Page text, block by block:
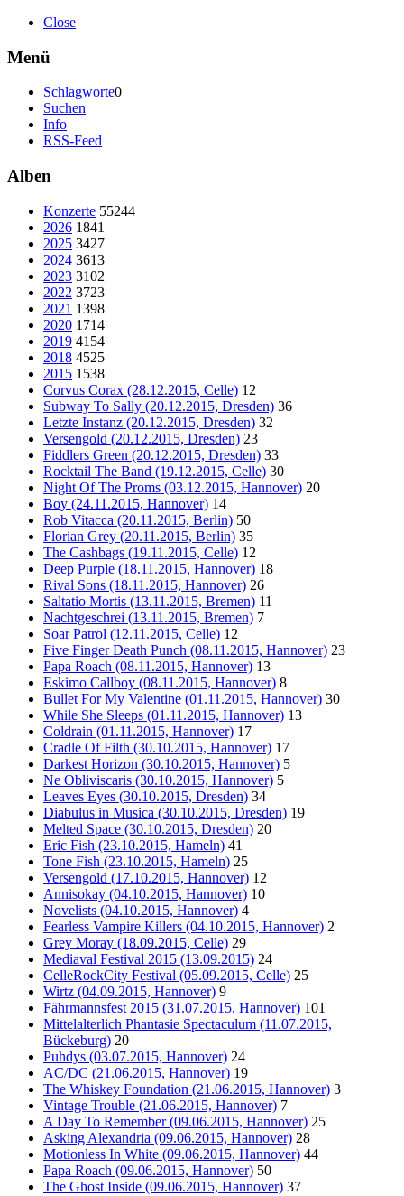
Close
Menü
Schlagworte0
Suchen
Info
RSS-Feed
Alben
Konzerte 55244
2026 1841
2025 3427
2024 3613
2023 3102
2022 3723
2021 1398
2020 1714
2019 4154
2018 4525
2015 1538
Corvus Corax (28.12.2015, Celle) 12
Subway To Sally (20.12.2015, Dresden) 36
Letzte Instanz (20.12.2015, Dresden) 32
Versengold (20.12.2015, Dresden) 23
Fiddlers Green (20.12.2015, Dresden) 33
Rocktail The Band (19.12.2015, Celle) 30
Night Of The Proms (03.12.2015, Hannover) 20
Boy (24.11.2015, Hannover) 14
Rob Vitacca (20.11.2015, Berlin) 50
Florian Grey (20.11.2015, Berlin) 35
The Cashbags (19.11.2015, Celle) 12
Deep Purple (18.11.2015, Hannover) 18
Rival Sons (18.11.2015, Hannover) 26
Saltatio Mortis (13.11.2015, Bremen) 11
Nachtgeschrei (13.11.2015, Bremen) 7
Soar Patrol (12.11.2015, Celle) 12
Five Finger Death Punch (08.11.2015, Hannover) 23
Papa Roach (08.11.2015, Hannover) 13
Eskimo Callboy (08.11.2015, Hannover) 8
Bullet For My Valentine (01.11.2015, Hannover) 30
While She Sleeps (01.11.2015, Hannover) 13
Coldrain (01.11.2015, Hannover) 17
Cradle Of Filth (30.10.2015, Hannover) 17
Darkest Horizon (30.10.2015, Hannover) 5
Ne Obliviscaris (30.10.2015, Hannover) 5
Leaves Eyes (30.10.2015, Dresden) 34
Diabulus in Musica (30.10.2015, Dresden) 19
Melted Space (30.10.2015, Dresden) 20
Eric Fish (23.10.2015, Hameln) 41
Tone Fish (23.10.2015, Hameln) 25
Versengold (17.10.2015, Hannover) 12
Annisokay (04.10.2015, Hannover) 10
Novelists (04.10.2015, Hannover) 4
Fearless Vampire Killers (04.10.2015, Hannover) 2
Grey Moray (18.09.2015, Celle) 29
Mediaval Festival 2015 (13.09.2015) 24
CelleRockCity Festival (05.09.2015, Celle) 25
Wirtz (04.09.2015, Hannover) 9
Fährmannsfest 2015 (31.07.2015, Hannover) 101
Mittelalterlich Phantasie Spectaculum (11.07.2015,
Bückeburg) 20
Puhdys (03.07.2015, Hannover) 24
AC/DC (21.06.2015, Hannover) 19
The Whiskey Foundation (21.06.2015, Hannover) 3
Vintage Trouble (21.06.2015, Hannover) 7
A Day To Remember (09.06.2015, Hannover) 25
Asking Alexandria (09.06.2015, Hannover) 28
Motionless In White (09.06.2015, Hannover) 44
Papa Roach (09.06.2015, Hannover) 50
The Ghost Inside (09.06.2015, Hannover) 37